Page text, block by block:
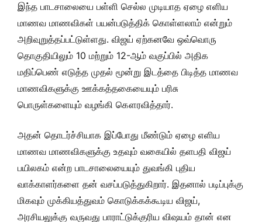
இந்த பாடசாலையை பள்ளி செல்ல முடியாத ஏழை எளிய
மாணவ மாணவிகள் பயன்படுத்திக் கொள்ளலாம் என்றும்
அறிவுறுத்தப்பட்டுள்ளது. விஜய் ஏற்கனவே ஒவ்வொரு
தொகுதியிலும் 10 மற்றும் 12-ஆம் வகுப்பில் அதிக
மதிப்பெண் எடுத்த முதல் மூன்று இடத்தை பிடித்த மாணவ
மாணவிகளுக்கு ஊக்கத்தகையையும் பரிசு
பொருள்களையும் வழங்கி கௌரவித்தார்.
அதன் தொடர்ச்சியாக இப்போது மீண்டும் ஏழை எளிய
மாணவ மாணவிகளுக்கு உதவும் வகையில் தளபதி விஜய்
பயிலகம் என்ற பாடசாலையையும் துவங்கி புதிய
வாக்காளர்களை தன் வசப்படுத்துகிறார். இதனால் படிப்புக்கு
மிகவும் முக்கியத்துவம் கொடுக்கக்கூடிய விஜய்,
அரசியலுக்கு வருவது பாராட்டுக்குரிய விஷயம் தான் என